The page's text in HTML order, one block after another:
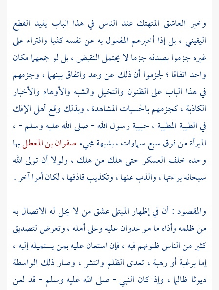
وخبر العاشق المتهتك عند الناس في هذا الباب يفيد القطع
اليقيني ، بل إذا أخبرهم المفعول به عن نفسه كذبا وافتراء على
غيره جزموا بصدقه جزما لا يحتمل النقيض ، بل لو جمعهما مكان
واحد اتفاقا ؛ لجزموا أن ذلك عن وعد واتفاق بينهما ، وجزمهم
في هذا الباب على الظنون والتخيل والشبه والأوهام والأخبار
الكاذبة ، كجزمهم بالحسيات المشاهدة ، وبذلك وقع أهل الإفك
في الطيبة المطيبة ، حبيبة رسول الله - صلى الله عليه وسلم - ،
المبرأة من فوق سبع سماوات ، بشبهة مجيءصفوان بن المعطلبها
وحده خلف العسكر حتى هلك من هلك ، ولولا أن تولى الله
سبحانه براءتها ، والذب عنها ، وتكذيب قاذفها ، لكان أمرا آخر .
والمقصود : أن في إظهار المبتلى عشق من لا يحل له الاتصال به
من ظلمه وأذاه ما هو عدوان عليه وعلى أهله ، وتعرض لتصديق
كثير من الناس ظنونهم فيه ، فإن استعان عليه بمن يستميله إليه ،
إما برغبة أو رهبة ، تعدى الظلم وانتشر ، وصار ذلك الواسطة
ديوثا ظالما ، وإذا كان النبي - صلى الله عليه وسلم - قد لعن